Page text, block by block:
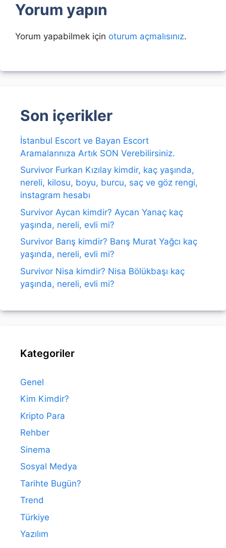
Yorum yapın
Yorum yapabilmek için oturum açmalısınız.
Son içerikler
İstanbul Escort ve Bayan Escort
Aramalarınıza Artık SON Verebilirsiniz.
Survivor Furkan Kızılay kimdir, kaç yaşında,
nereli, kilosu, boyu, burcu, saç ve göz rengi,
instagram hesabı
Survivor Aycan kimdir? Aycan Yanaç kaç
yaşında, nereli, evli mi?
Survivor Barış kimdir? Barış Murat Yağcı kaç
yaşında, nereli, evli mi?
Survivor Nisa kimdir? Nisa Bölükbaşı kaç
yaşında, nereli, evli mi?
Kategoriler
Genel
Kim Kimdir?
Kripto Para
Rehber
Sinema
Sosyal Medya
Tarihte Bugün?
Trend
Türkiye
Yazılım